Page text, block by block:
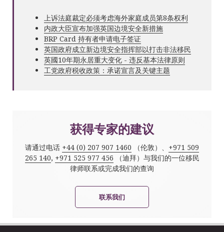
上诉法庭裁定必须考虑海外家庭成员第8条权利
内政大臣宣布加强英国边境安全新措施
BRP Card 持有者申请电子签证
英国政府成立新边境安全指挥部以打击非法移民
英國10年期永居重大变化 - 违反基本法律原则
工党政府税收政策：承诺宣言及关键主题
获得专家的建议
请通过电话 +44 (0) 207 907 1460 （伦敦）、 +971 509
265 140, +971 525 977 456 （迪拜）与我们的一位移民
律师联系或完成我们的查询
联系我们